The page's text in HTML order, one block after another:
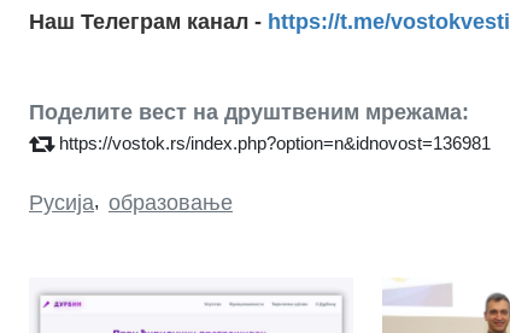
Наш Телеграм канал - https://t.me/vostokvesti
Поделите вест на друштвеним мрежама:
https://vostok.rs/index.php?option=n&idnovost=136981
Русија, образовање